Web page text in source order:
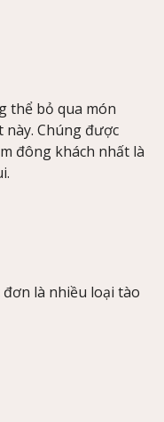
thể bỏ qua món
Chúng được
đông khách nhất là
là nhiều loại tào